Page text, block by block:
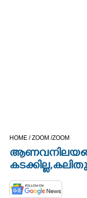
HOME /ZOOM /ZOOM